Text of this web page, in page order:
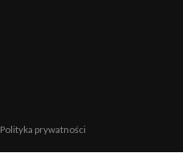
Polityka prywatności